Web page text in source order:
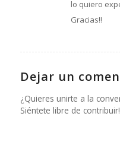
lo quiero
Gracias!!
Dejar un
¿Quieres unirte a la
Siéntete libre de contribuir!